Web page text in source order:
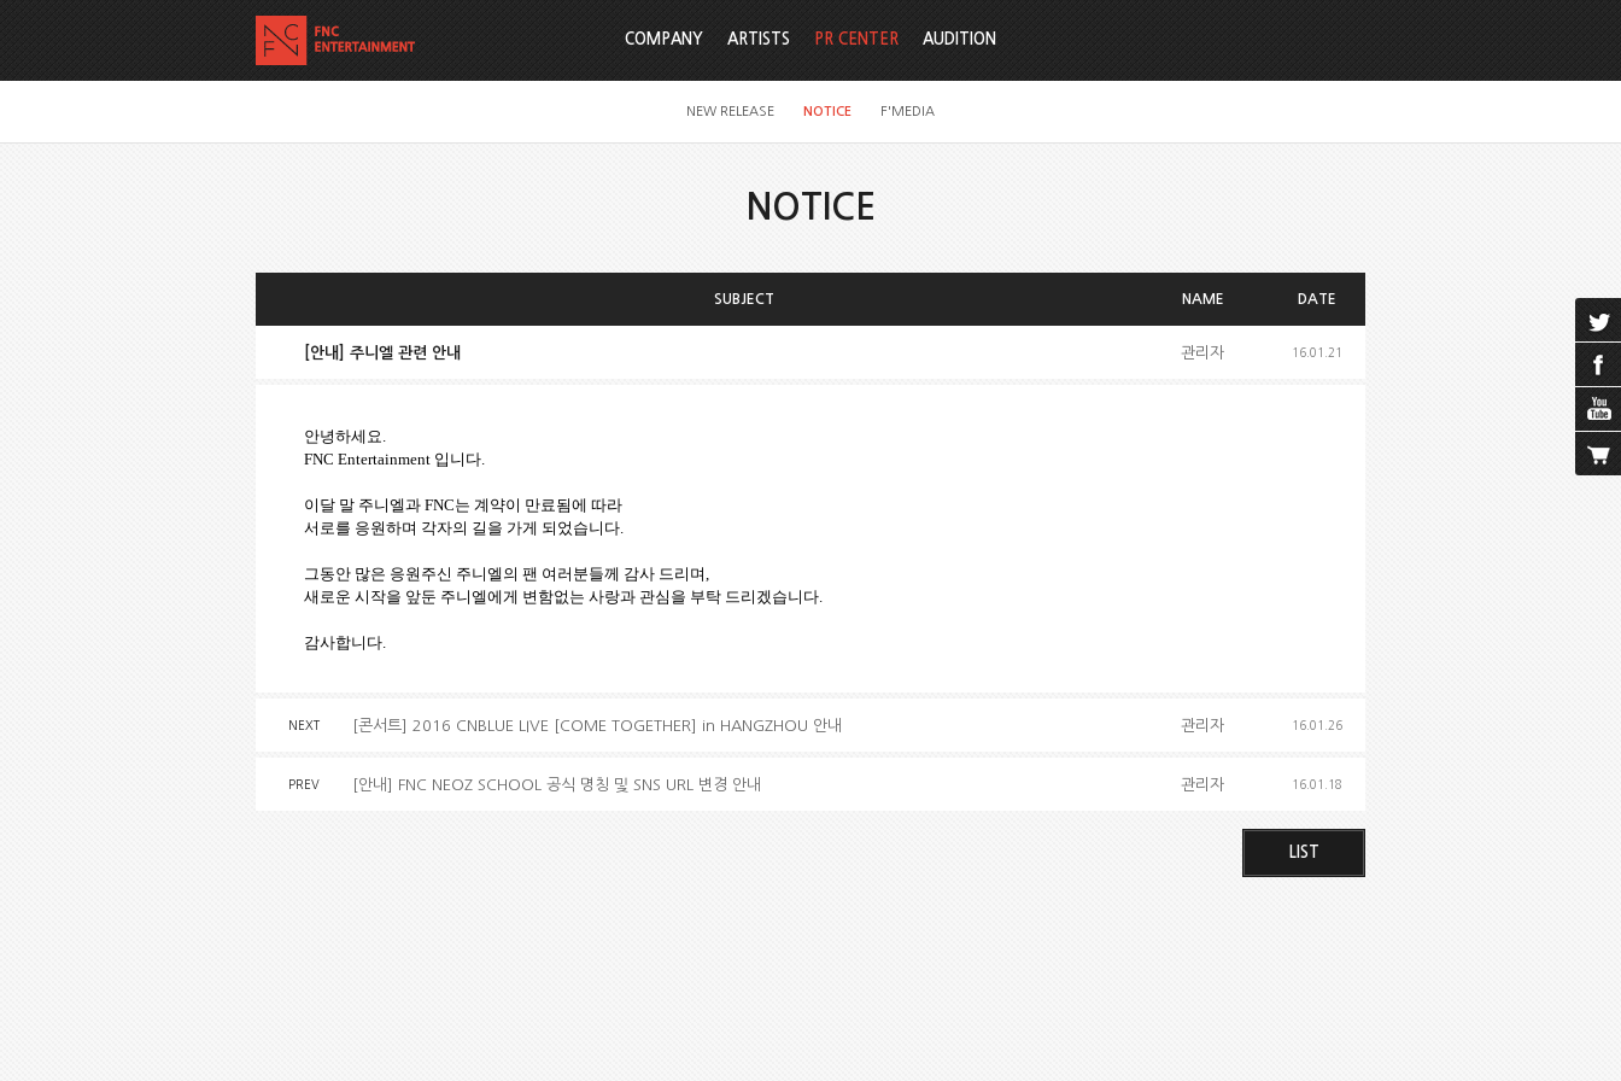
COMPANY ARTISTS PR CENTER
NEW RELEASE NOTICE F'MEDIA
AUDITION
NOTICE
SUBJECT NAME DATE
[안내] 주니엘 관련 안내 관리자 16.01.21
안녕하세요.
FNC Entertainment 입니다.
이달 말 주니엘과 FNC는 계약이 만료됨에 따라
서로를 응원하며 각자의 길을 가게 되었습니다.
그동안 많은 응원주신 주니엘의 팬 여러분들께 감사 드리며,
새로운 시작을 앞둔 주니엘에게 변함없는 사랑과 관심을 부탁 드리겠습니다.
감사합니다.
NEXT [콘서트] 2016 CNBLUE LIVE [COME TOGETHER] in HANGZHOU 안내 관리자 16.01.26
PREV [안내] FNC NEOZ SCHOOL 공식 명칭 및 SNS URL 변경 안내 관리자 16.01.18
LIST